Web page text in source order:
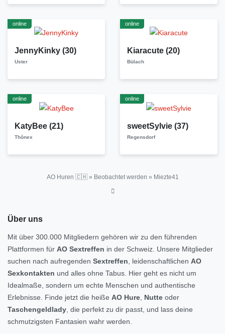
online
JennyKinky (30)
Uster
online
Kiaracute (20)
Bülach
online
KatyBee (21)
Thônex
online
sweetSylvie (37)
Regensdorf
AO Huren 🇨🇭» Beobachtet werden » Miezte41
Über uns
Mit über 300.000 Mitgliedern gehören wir zu den führenden
Plattformen für AO Sextreffen in der Schweiz. Unsere Mitglieder
suchen nach aufregenden Sextreffen , leidenschaftlichen AO
Sexkontakten und alles ohne Tabus. Hier geht es nicht um
Idealmaße, sondern um echte Menschen und authentische
Erlebnisse. Finde jetzt die heiße AO Hure Nutte oder
Taschengeldlady , die perfekt zu dir passt, und lass deine
schmutzigsten Fantasien wahr werden.